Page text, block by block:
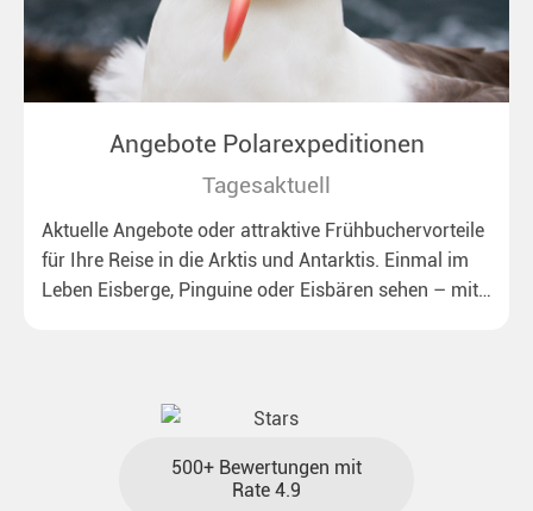
Angebote Polarexpeditionen
Tagesaktuell
Aktuelle Angebote oder attraktive Frühbuchervorteile
für Ihre Reise in die Arktis und Antarktis. Einmal im
Leben Eisberge, Pinguine oder Eisbären sehen – mit
500+ Bewertungen mit
Rate 4.9